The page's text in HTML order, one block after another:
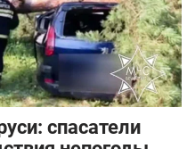
спасатели